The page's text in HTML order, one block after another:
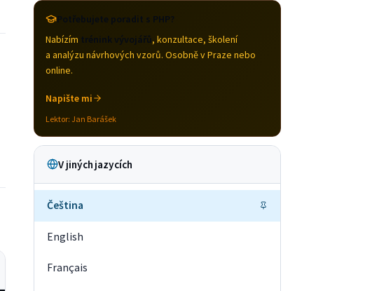
Potřebujete poradit s PHP?
Nabízím trénink vývojářů, konzultace, školení
a analýzu návrhových vzorů. Osobně v Praze nebo
online.
Napište mi
Lektor: Jan Barášek
V jiných jazycích
Čeština
English
Français